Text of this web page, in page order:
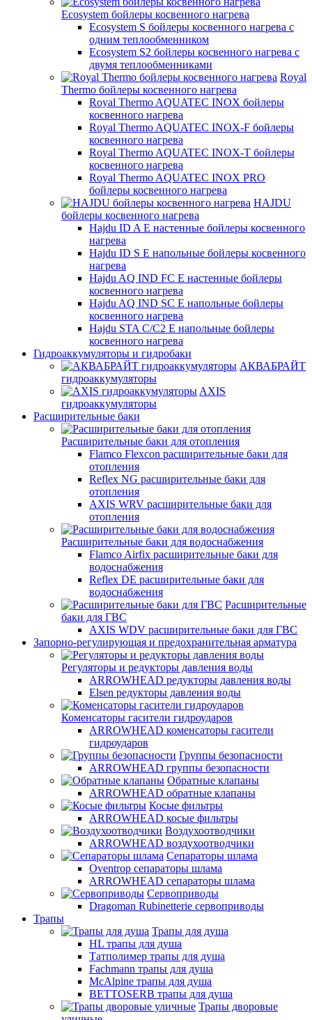
Ecosystem бойлеры косвенного нагрева
Ecosystem S бойлеры косвенного нагрева с
одним теплообменником
Ecosystem S2 бойлеры косвенного нагрева с
двумя теплообменниками
Royal
Thermo бойлеры косвенного нагрева
Royal Thermo AQUATEC INOX бойлеры
косвенного нагрева
Royal Thermo AQUATEC INOX-F бойлеры
косвенного нагрева
Royal Thermo AQUATEC INOX-T бойлеры
косвенного нагрева
Royal Thermo AQUATEC INOX PRO
бойлеры косвенного нагрева
HAJDU
бойлеры косвенного нагрева
Hajdu ID A E настенные бойлеры косвенного
нагрева
Hajdu ID S E напольные бойлеры косвенного
нагрева
Hajdu AQ IND FC E настенные бойлеры
косвенного нагрева
Hajdu AQ IND SC E напольные бойлеры
косвенного нагрева
Hajdu STA C/C2 E напольные бойлеры
косвенного нагрева
Гидроаккумуляторы и гидробаки
АКВАБРАЙТ
гидроаккумуляторы
AXIS
гидроаккумуляторы
Расширительные баки
Расширительные баки для отопления
Flamco Flexcon расширительные баки для
отопления
Reflex NG расширительные баки для
отопления
AXIS WRV расширительные баки для
отопления
Расширительные баки для водоснабжения
Flamco Airfix расширительные баки для
водоснабжения
Reflex DЕ расширительные баки для
водоснабжения
Расширительные
баки для ГВС
AXIS WDV расширительные баки для ГВС
Запорно-регулирующая и предохранительная арматура
Регуляторы и редукторы давления воды
ARROWHEAD редукторы давления воды
Elsen редукторы давления воды
Коменсаторы гасители гидроударов
ARROWHEAD коменсаторы гасители
гидроударов
Группы безопасности
ARROWHEAD группы безопасности
Обратные клапаны
ARROWHEAD обратные клапаны
Косые фильтры
ARROWHEAD косые фильтры
Воздухоотводчики
ARROWHEAD воздухоотводчики
Сепараторы шлама
Oventrop cепараторы шлама
ARROWHEAD сепараторы шлама
Сервоприводы
Dragoman Rubinetterie сервоприводы
Трапы
Трапы для душа
HL трапы для душа
Татполимер трапы для душа
Fachmann трапы для душа
McAlpine трапы для душа
BETTOSERB трапы для душа
Трапы дворовые